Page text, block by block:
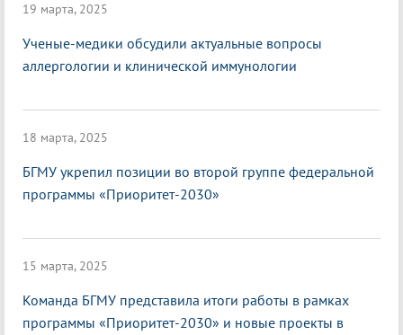
19 марта, 2025
Ученые-медики обсудили актуальные вопросы
аллергологии и клинической иммунологии
18 марта, 2025
БГМУ укрепил позиции во второй группе федеральной
программы «Приоритет-2030»
15 марта, 2025
Команда БГМУ представила итоги работы в рамках
программы «Приоритет-2030» и новые проекты в